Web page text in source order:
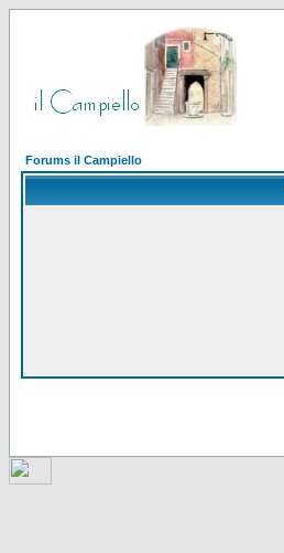
Forums il Campiello